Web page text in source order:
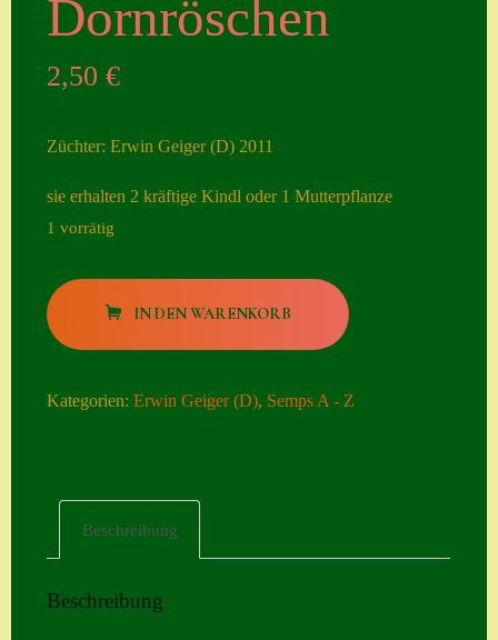
ngen
Datenschutzerklä
rung
mit Semps
Dornröschen
2,50€
Züchter: Erwin Geiger (D) 2011
sie erhalten 2 kräftige Kindl oder 1 Mutterpflanze
1 vorrätig
Dornröschen
Menge
IN DEN WARENKORB
Kategorien:Erwin Geiger (D), Semps A - Z
Beschreibung
Beschreibung